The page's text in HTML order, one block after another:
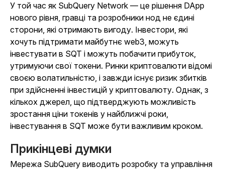
У той час як SubQuery Network — це рішення DApp
нового рівня, гравці та розробники нод не єдині
сторони, які отримають вигоду. Інвестори, які
хочуть підтримати майбутнє web3, можуть
інвестувати в SQT і можуть побачити прибуток,
утримуючи свої токени. Ринки криптовалюти відомі
своєю волатильністю, і завжди існує ризик збитків
при здійсненні інвестицій у криптовалюту. Однак, з
кількох джерел, що підтверджують можливість
зростання ціни токенів у найближчі роки,
інвестування в SQT може бути важливим кроком.
Прикінцеві думки
Мережа SubQuery виводить розробку та управління